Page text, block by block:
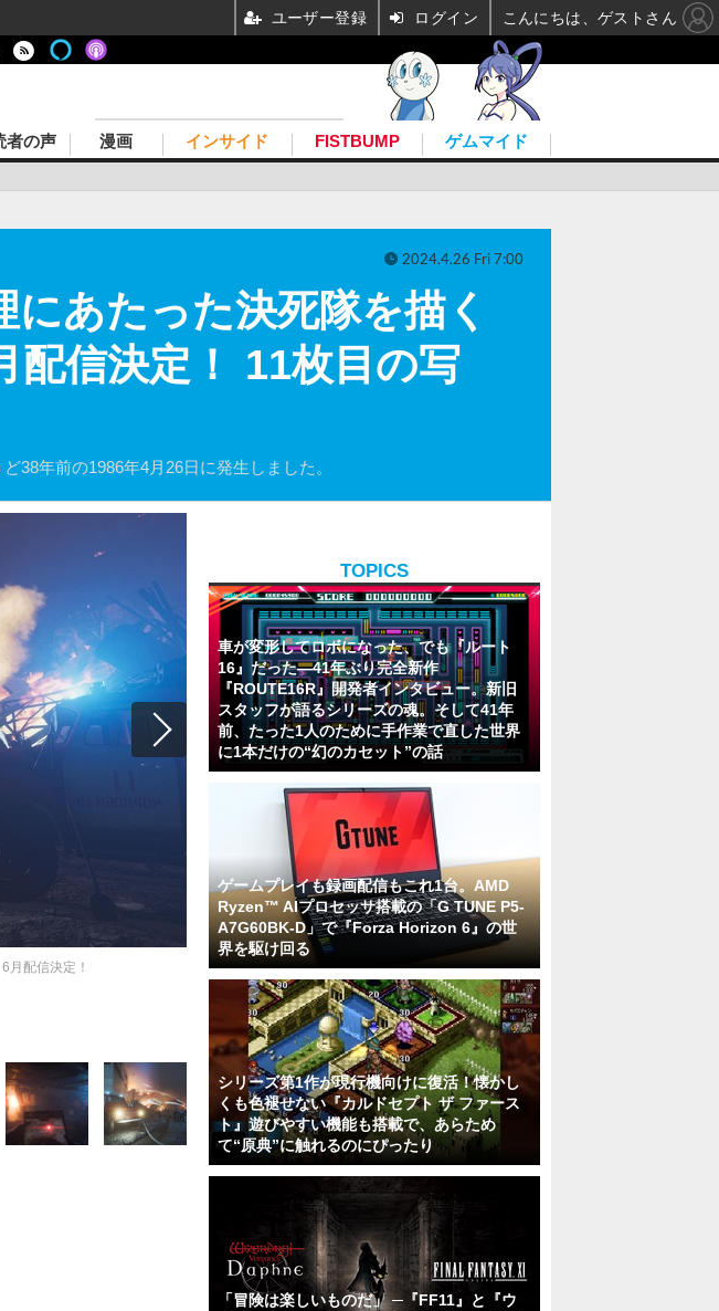
者の声 漫画 インサイド FISTBUMP ゲムマイド
あたった決死隊を描く
信決定！ 11枚目の写
38年前の1986年4月26日に発生しました。
2024.4.26 Fri 7:00
月配信決定！
TOPICS
車が変形してロボになった、でも『ルート
16』だった―41年ぶり完全新作
『ROUTE16R』開発者インタビュー。新旧
スタッフが語るシリーズの魂。そして41年
前、たった1人のために手作業で直した世界
に1本だけの“幻のカセット”の話
ゲームプレイも録画配信もこれ1台。AMD
Ryzen™ AIプロセッサ搭載の「G TUNE P5-
A7G60BK-D」で『Forza Horizon 6』の世
界を駆け回る
シリーズ第1作が現行機向けに復活！懐かし
くも色褪せない『カルドセプト ザ ファース
ト』遊びやすい機能も搭載で、あらため
て“原典”に触れるのにぴったり
「冒険は楽しいものだ」 ─『FF11』と『ウ
ユーザー登録 ログイン こんにちは、ゲストさん